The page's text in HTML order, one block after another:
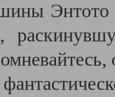
Энтото
,